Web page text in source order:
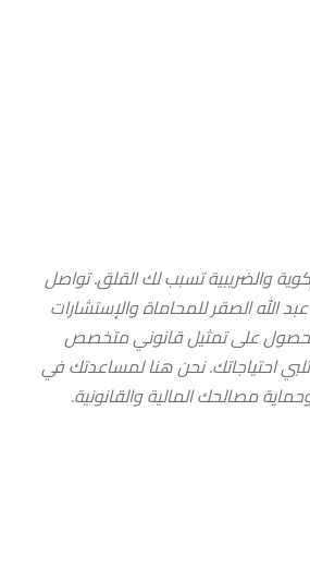
والضريبية تسبب لك القلق. تواصل
الله الصقر للمحاماة والإستشارات
للحصول على تمثيل قانوني متخصص
احتياجاتك. نحن هنا لمساعدتك في
مصالحك المالية والقانونية.